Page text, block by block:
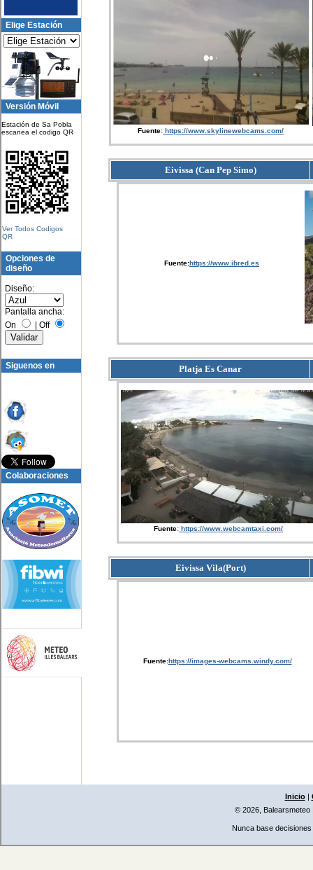
Elige Estación
Versión Móvil
Estación de Sa Pobla
escanea el codigo QR
Ver Todos Codigos
QR
Opciones de
diseño
Diseño:
Pantalla ancha:
On
Off
Siguenos en
Colaboraciones
Fuente: https://www.skylinewebcams.com/
Eivissa (Can Pep Simo)
Fuente:https://www.ibred.es
Platja Es Canar
Fuente: https://www.webcamtaxi.com/
Eivissa Vila(Port)
Fuente:https://images-webcams.windy.com/
Inicio|
© 2026, Balearsmeteo
Nunca base